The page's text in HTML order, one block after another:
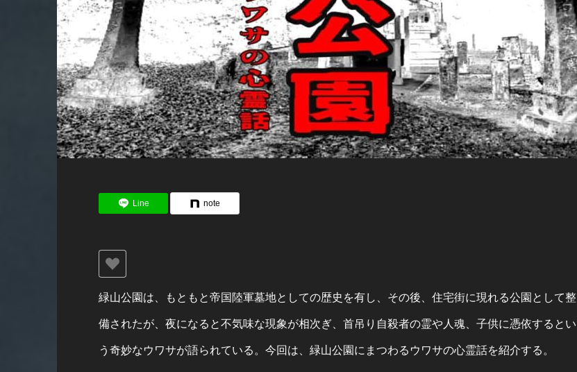
Line note
緑山公園は、もともと帝国陸軍墓地としての歴史を有し、その後、住宅街に現れる公園として整
備されたが、夜になると不気味な現象が相次ぎ、首吊り自殺者の霊や人魂、子供に憑依するとい
う奇妙なウワサが語られている。今回は、緑山公園にまつわるウワサの心霊話を紹介する。